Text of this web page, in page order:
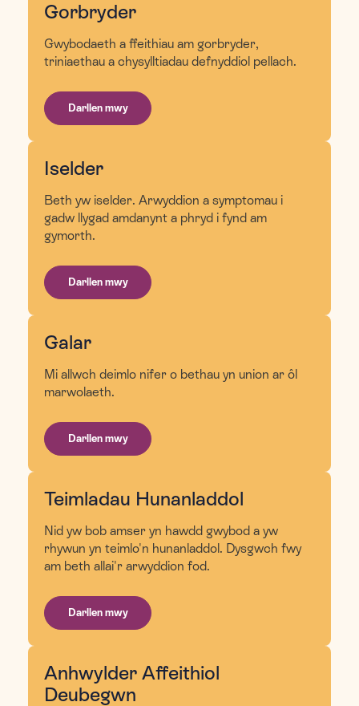
Gorbryder
Gwybodaeth a ffeithiau am gorbryder,
triniaethau a chysylltiadau defnyddiol pellach.
Darllen mwy
Iselder
Beth yw iselder. Arwyddion a symptomau i
gadw llygad amdanynt a phryd i fynd am
gymorth.
Darllen mwy
Galar
Mi allwch deimlo nifer o bethau yn union ar ôl
marwolaeth.
Darllen mwy
Teimladau Hunanladdol
Nid yw bob amser yn hawdd gwybod a yw
rhywun yn teimlo'n hunanladdol. Dysgwch fwy
am beth allai'r arwyddion fod.
Darllen mwy
Anhwylder Affeithiol
Deubegwn